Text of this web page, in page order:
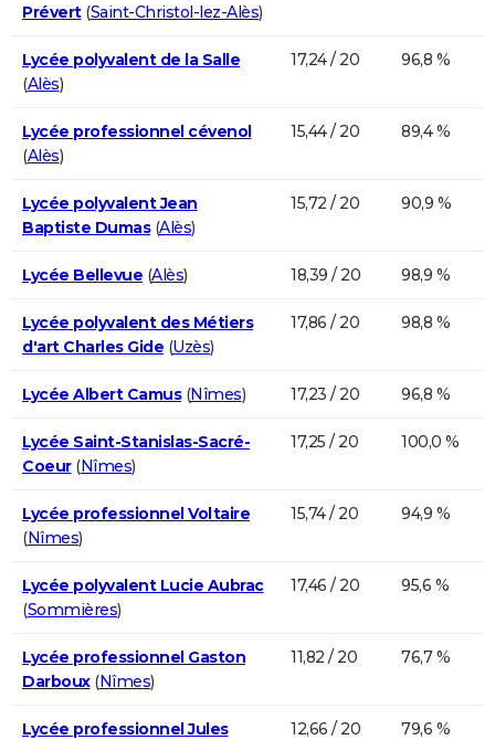
Prévert(Saint-Christol-lez-Alès)
Lycée polyvalent de la Salle
(Alès)
17,24 / 20 96,8 %
Lycée professionnel cévenol
(Alès)
15,44 / 20 89,4 %
Lycée polyvalent Jean
Baptiste Dumas(Alès)
15,72 / 20 90,9 %
Lycée Bellevue (Alès) 18,39 / 20 98,9 %
Lycée polyvalent des Métiers
d'art Charles Gide (Uzès)
17,86 / 20 98,8 %
Lycée Albert Camus(Nîmes) 17,23 / 20 96,8 %
Lycée Saint-Stanislas-Sacré-
Coeur(Nîmes)
17,25 / 20 100,0 %
Lycée professionnel Voltaire
(Nîmes)
15,74 / 20 94,9 %
Lycée polyvalent Lucie Aubrac
(Sommières)
17,46 / 20 95,6 %
Lycée professionnel Gaston
Darboux(Nîmes)
11,82 / 20 76,7 %
Lycée professionnel Jules
12,66 / 20 79,6 %